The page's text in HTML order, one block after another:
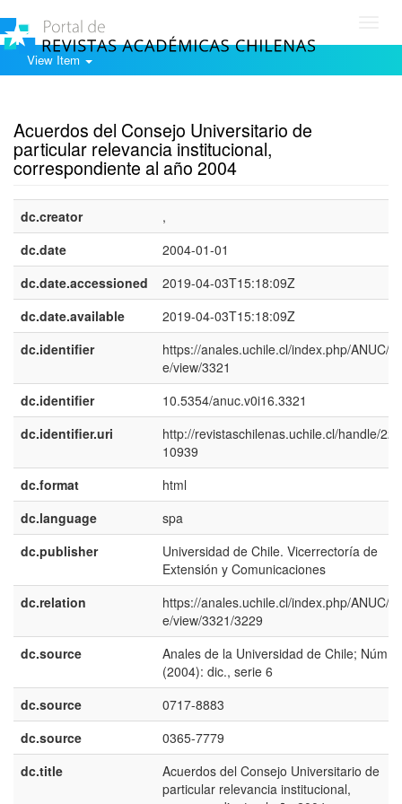
View Item
Acuerdos del Consejo Universitario de
particular relevancia institucional,
correspondiente al año 2004
dc.creator
,
dc.date
2004-01-01
dc.date.accessioned
2019-04-03T15:18:09Z
dc.date.available
2019-04-03T15:18:09Z
dc.identifier
https://anales.uchile.cl/index.php/ANUC/
e/view/3321
dc.identifier
10.5354/anuc.v0i16.3321
dc.identifier.uri
http://revistaschilenas.uchile.cl/handle/
10939
dc.format
html
dc.language
spa
dc.publisher
Universidad de Chile. Vicerrectoría de
Extensión y Comunicaciones
dc.relation
https://anales.uchile.cl/index.php/ANUC/
e/view/3321/3229
dc.source
Anales de la Universidad de Chile; Núm.
(2004): dic., serie 6
dc.source
0717-8883
dc.source
0365-7779
dc.title
Acuerdos del Consejo Universitario de
particular relevancia institucional,